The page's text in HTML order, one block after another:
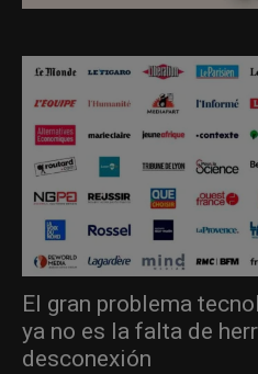
El gran problema
ya no es la falta de
desconexión